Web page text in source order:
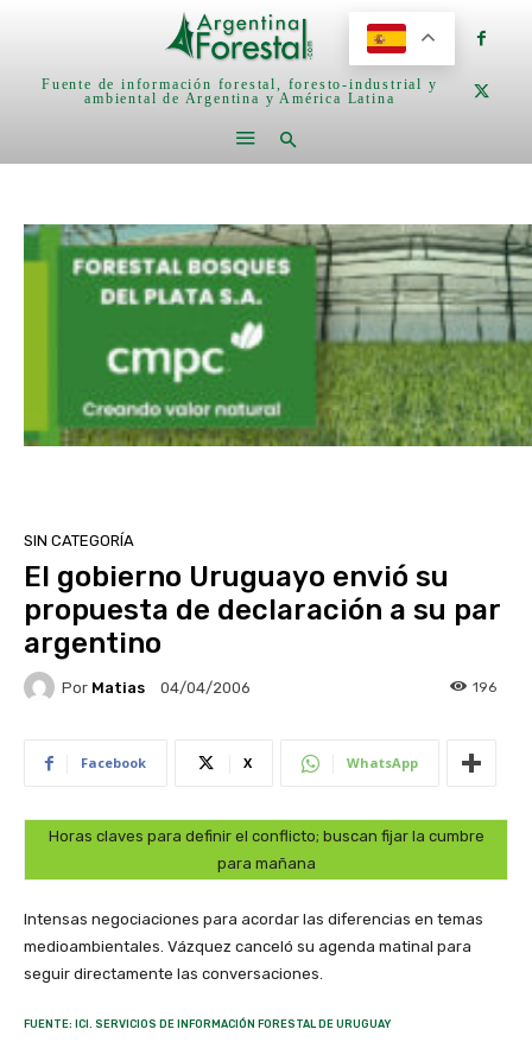
Fuente de información forestal, foresto-industrial y
ambiental de Argentina y América Latina
SIN CATEGORÍA
El gobierno Uruguayo envió su
propuesta de declaración a su par
argentino
Por Matias 04/04/2006 196
Facebook X WhatsApp
Horas claves para definir el conflicto; buscan fijar la cumbre
para mañana
Intensas negociaciones para acordar las diferencias en temas
medioambientales. Vázquez canceló su agenda matinal para
seguir directamente las conversaciones.
FUENTE: ICI. SERVICIOS DE INFORMACIÓN FORESTAL DE URUGUAY